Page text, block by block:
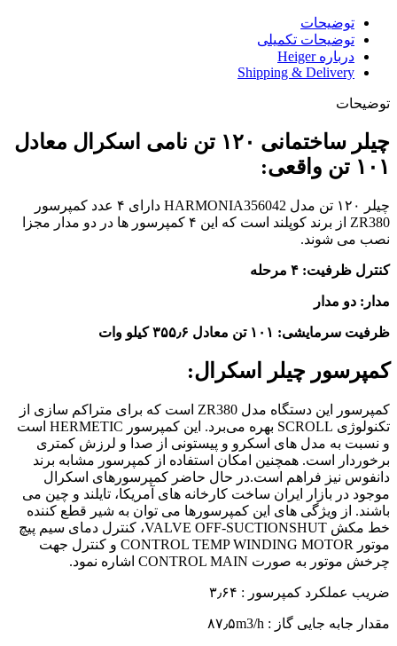
توضیحات
توضیحات تکمیلی
درباره Heiger
Shipping & Delivery
توضیحات
چیلر ساختمانی ۱۲۰ تن نامی اسکرال معادل
۱۰۱ تن واقعی:
چیلر ۱۲۰ تن مدل HARMONIA356042 دارای ۴ عدد کمپرسور
ZR380 از برند کوپلند است که این ۴ کمپرسور ها در دو مدار مجزا
نصب می شوند.
کنترل ظرفیت: ۴ مرحله
مدار: دو مدار
ظرفیت سرمایشی: ۱۰۱ تن معادل ۳۵۵٫۶ کیلو وات
کمپرسور چیلر اسکرال:
کمپرسور این دستگاه مدل ZR380 است که برای متراکم سازی از
تکنولوژی SCROLL بهره می‌برد. این کمپرسور HERMETIC است
و نسبت به مدل های اسکرو و پیستونی از صدا و لرزش کمتری
برخوردار است. همچنین امکان استفاده از کمپرسور مشابه برند
دانفوس نیز فراهم است.در حال حاضر کمپرسورهای اسکرال
موجود در بازار ایران ساخت کارخانه های آمریکا، تایلند و چین می
باشند. از ویژگی های این کمپرسورها می توان به شیر قطع کننده
خط مکش VALVE OFF-SUCTIONSHUT، کنترل دمای سیم پیچ
موتور CONTROL TEMP WINDING MOTOR و کنترل جهت
چرخش موتور به صورت CONTROL MAIN اشاره نمود.
ضریب عملکرد کمپرسور : ۳٫۶۴
مقدار جابه جایی گاز : ۸۷٫۵m3/h